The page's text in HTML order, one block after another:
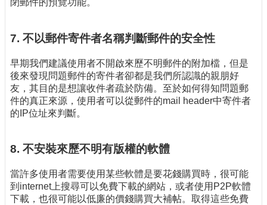
閉郵件的預覽功能。
7. 不以郵件寄件者名稱判斷郵件的安全性
早期我們建議使用者不開啟來歷不明郵件的附加檔，但是
後來發現問題郵件的寄件者卻都是我們所認識的親朋好
友，其目的是想讓收件者疏於防備。至於如何得知問題郵
件的真正來源，使用者可以從郵件的mail header中寄件者
的IP位址來判斷。
8. 不安裝來歷不明有版權的軟體
當許多使用者需要使用某些軟體是要花錢購買時，很可能
到internet上搜尋可以免費下載的網站，或者使用P2P軟體
下載，也很可能以低廉的價錢購買大補帖。取得這些免費